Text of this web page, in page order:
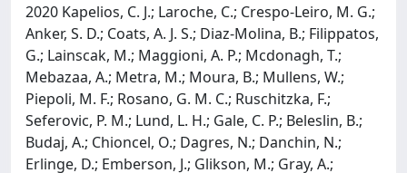
2020 Kapelios, C. J.; Laroche, C.; Crespo-Leiro, M. G.;
Anker, S. D.; Coats, A. J. S.; Diaz-Molina, B.; Filippatos,
G.; Lainscak, M.; Maggioni, A. P.; Mcdonagh, T.;
Mebazaa, A.; Metra, M.; Moura, B.; Mullens, W.;
Piepoli, M. F.; Rosano, G. M. C.; Ruschitzka, F.;
Seferovic, P. M.; Lund, L. H.; Gale, C. P.; Beleslin, B.;
Budaj, A.; Chioncel, O.; Dagres, N.; Danchin, N.;
Erlinge, D.; Emberson, J.; Glikson, M.; Gray, A.;